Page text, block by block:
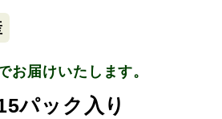
お届けいたします。
パック入り